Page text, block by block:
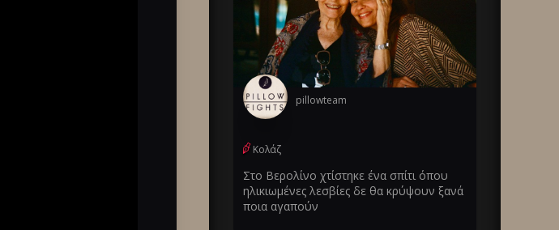
pillowteam
Κολάζ
Στο Βερολίνο χτίστηκε ένα σπίτι όπου
ηλικιωμένες λεσβίες δε θα κρύψουν ξανά
ποια αγαπούν